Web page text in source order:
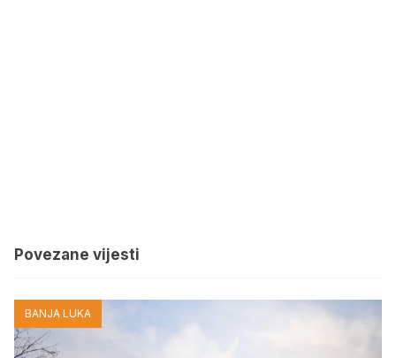
Povezane vijesti
BANJA LUKA